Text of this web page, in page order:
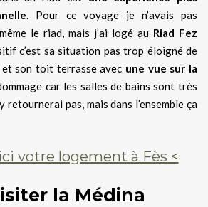
. Pour ce voyage je n’avais pas
le riad, mais j’ai logé au Riad Fez
c’est sa situation pas trop éloigné de
et son toit terrasse avec une vue sur la
car les salles de bains sont très
retournerai pas, mais dans l’ensemble ça
votre logement à Fès <
la Médina